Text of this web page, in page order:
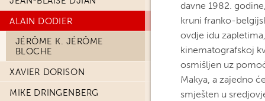
ALAIN DODIER
JÉRÔME K. JÉRÔME
BLOCHE
XAVIER DORISON
MIKE DRINGENBERG
davne 1982.
kruni franko-
ovdje idu
kinematografskoj
osmišljen uz
Makya, a zajedno
smješten u